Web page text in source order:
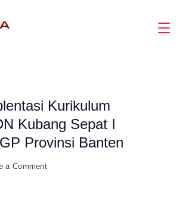
Kurikulum
Kubang Sepat I
Provinsi Banten
a Commenton